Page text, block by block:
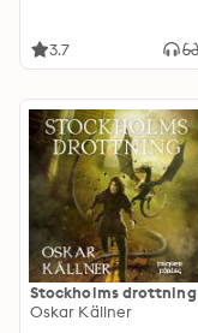
3.7
Stockholms drottning
Oskar Källner